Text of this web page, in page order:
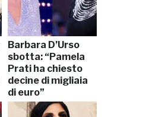
Barbara D’Urso
sbotta: “Pamela
Prati ha chiesto
decine di migliaia
di euro”